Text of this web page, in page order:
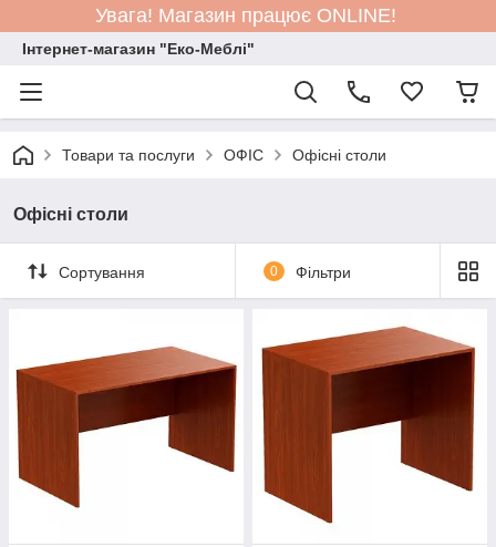
Увага! Магазин працює ONLINE!
Інтернет-магазин "Еко-Меблі"
Товари та послуги ОФІС Офісні столи
Офісні столи
Сортування 0 Фільтри